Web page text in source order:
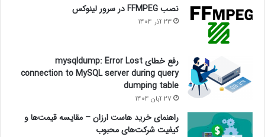
نصب FFMPEG در سرور لینوکس
23 آذر 1404
رفع خطای mysqldump: Error Lost
connection to MySQL server during query
dumping table
27 آبان 1404
راهنمای خرید هاست ارزان – مقایسه قیمت‌ها و
کیفیت شرکت‌های محبوب